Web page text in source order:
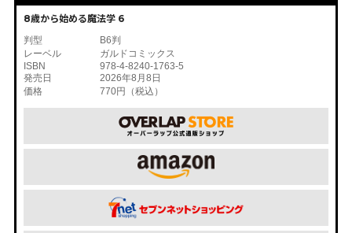
8歳から始める魔法学 6
判型
B6判
レーベル
ガルドコミックス
ISBN
978-4-8240-1763-5
発売日
2026年8月8日
価格
770円（税込）